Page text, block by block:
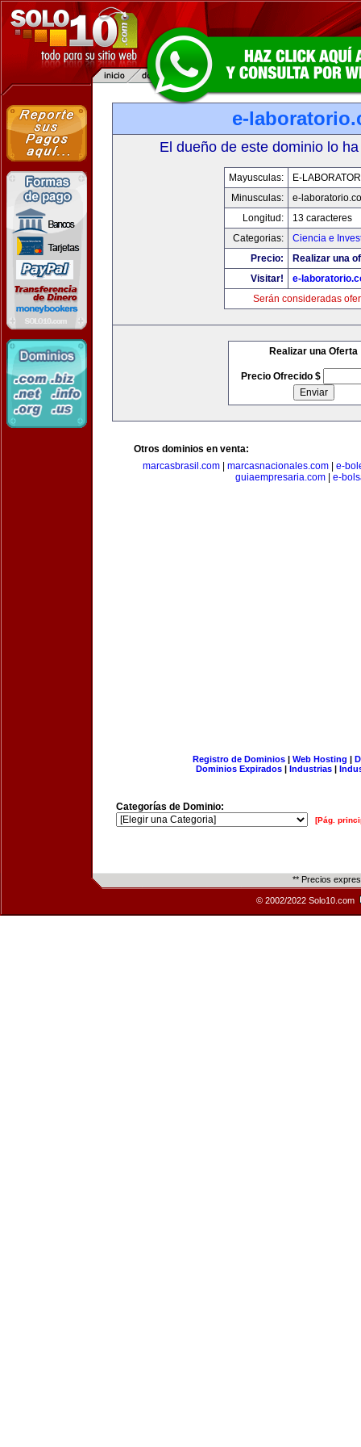
e-
El dueño de este dominio lo
Mayusculas:
E-
Minusculas:
e-
Longitud:
13 caracteres
Categorias:
Ciencia e
Precio:
Realizar una
Visitar!
e-
Serán consideradas
Realizar una Oferta
Precio Ofrecido $
Otros dominios en venta:
marcasbrasil.com| marcasnacionales.com| e-
guiaempresaria.com
e-
Registro de Dominios| Web Hosting |
Dominios Expirados | Industrias |
Categorías de Dominio:
[Pág.
** Precios
© 2002/2022 Solo10.com